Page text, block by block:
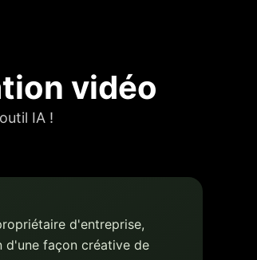
vidéo
IA !
d'entreprise,
d'une façon créative de